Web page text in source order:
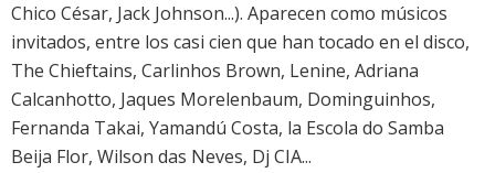
Chico César, Jack Johnson...). Aparecen como músicos
invitados, entre los casi cien que han tocado en el disco,
The Chieftains, Carlinhos Brown, Lenine, Adriana
Calcanhotto, Jaques Morelenbaum, Dominguinhos,
Fernanda Takai, Yamandú Costa, la Escola do Samba
Beija Flor, Wilson das Neves, Dj CIA...